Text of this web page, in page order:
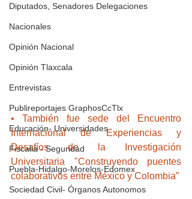
Diputados, Senadores Delegaciones
Nacionales
Opinión Nacional
Opinión Tlaxcala
Entrevistas
Publireportajes GraphosCcTlx
Educación- Universidades
Fiscalia - Seguridad
Puebla-Hidalgo-Morelos-Edomex
Sociedad Civil- Órganos Autonomos
• También fue sede del Encuentro
Internacional de Experiencias y
Desafíos de la Investigación
Universitaria "Construyendo puentes
colaborativos entre México y Colombia”